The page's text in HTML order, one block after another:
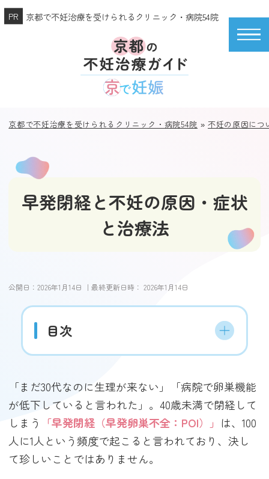
京都で不妊治療を受けられるクリニック・病院54院
京都で不妊治療を受けられるクリニック・病院54院 »不妊の原因につ
早発閉経と不妊の原因・症状
と治療法
公開日：2026年1月14日 ｜最終更新日時：2026年1月14日
目次
「まだ30代なのに生理が来ない」「病院で卵巣機能
が低下していると言われた」。40歳未満で閉経して
しまう
「早発閉経（早発卵巣不全：POI）」 は、100
人に1人という頻度で起こると言われており、決し
て珍しいことではありません。